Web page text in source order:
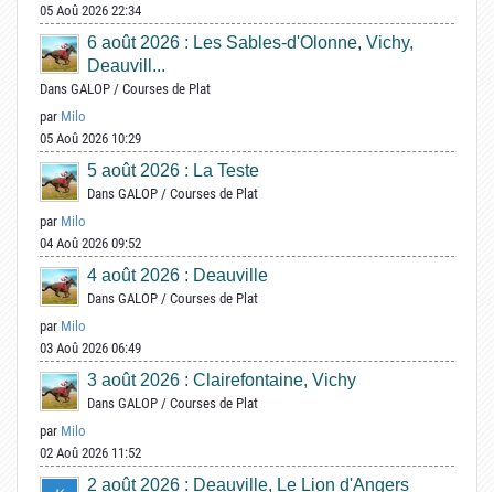
05 Aoû 2026 22:34
6 août 2026 : Les Sables-d'Olonne, Vichy,
Deauvill...
Dans GALOP / Courses de Plat
par Milo
05 Aoû 2026 10:29
5 août 2026 : La Teste
Dans GALOP / Courses de Plat
par Milo
04 Aoû 2026 09:52
4 août 2026 : Deauville
Dans GALOP / Courses de Plat
par Milo
03 Aoû 2026 06:49
3 août 2026 : Clairefontaine, Vichy
Dans GALOP / Courses de Plat
par Milo
02 Aoû 2026 11:52
2 août 2026 : Deauville, Le Lion d'Angers